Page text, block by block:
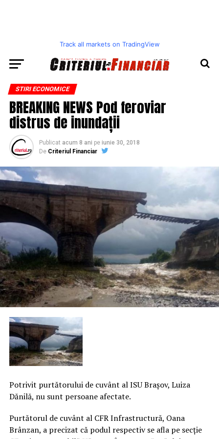
Track all markets on TradingView
STIRI ECONOMICE
BREAKING NEWS Pod feroviar
distrus de inundații
Publicat acum 8 ani pe iunie 30, 2018
De Criteriul Financiar
Potrivit purtătorului de cuvânt al ISU Braşov, Luiza
Dănilă, nu sunt persoane afectate.
Purtătorul de cuvânt al CFR Infrastructură, Oana
Brânzan, a precizat că podul respectiv se afla pe secţie